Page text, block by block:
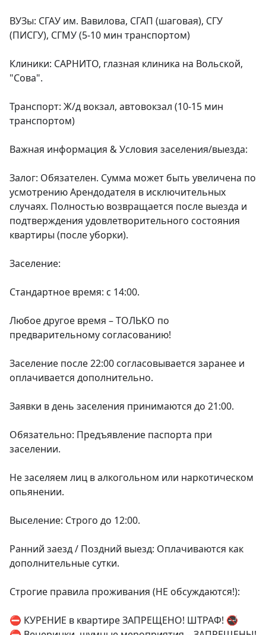
ВУЗы: СГАУ им. Вавилова, СГАП (шаговая), СГУ
(ПИСГУ), СГМУ (5-10 мин транспортом)
Клиники: САРНИТО, глазная клиника на Вольской,
"Сова".
Транспорт: Ж/д вокзал, автовокзал (10-15 мин
транспортом)
Важная информация & Условия заселения/выезда:
Залог: Обязателен. Сумма может быть увеличена по
усмотрению Арендодателя в исключительных
случаях. Полностью возвращается после выезда и
подтверждения удовлетворительного состояния
квартиры (после уборки).
Заселение:
Стандартное время: с 14:00.
Любое другое время – ТОЛЬКО по
предварительному согласованию!
Заселение после 22:00 согласовывается заранее и
оплачивается дополнительно.
Заявки в день заселения принимаются до 21:00.
Обязательно: Предъявление паспорта при
заселении.
Не заселяем лиц в алкогольном или наркотическом
опьянении.
Выселение: Строго до 12:00.
Ранний заезд / Поздний выезд: Оплачиваются как
дополнительные сутки.
Строгие правила проживания (НЕ обсуждаются!):
⛔️ КУРЕНИЕ в квартире ЗАПРЕЩЕНО! ШТРАФ! 🚭